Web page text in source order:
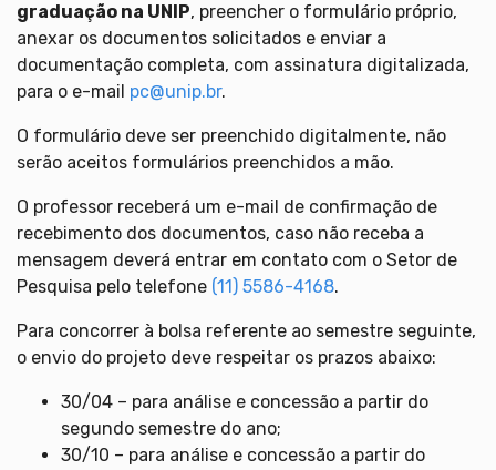
graduação na UNIP, preencher o formulário próprio,
anexar os documentos solicitados e enviar a
documentação completa, com assinatura digitalizada,
para o e-mail pc@unip.br.
O formulário deve ser preenchido digitalmente, não
serão aceitos formulários preenchidos a mão.
O professor receberá um e-mail de confirmação de
recebimento dos documentos, caso não receba a
mensagem deverá entrar em contato com o Setor de
Pesquisa pelo telefone (11) 5586-4168.
Para concorrer à bolsa referente ao semestre seguinte,
o envio do projeto deve respeitar os prazos abaixo:
30/04 – para análise e concessão a partir do
segundo semestre do ano;
30/10 – para análise e concessão a partir do